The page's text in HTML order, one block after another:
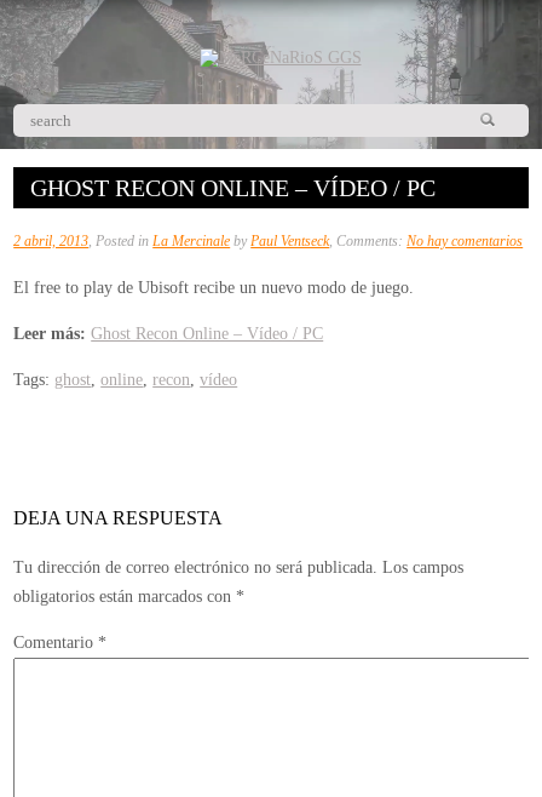
GHOST RECON ONLINE – VÍDEO / PC
2 abril, 2013, Posted inLa Mercinale byPaul Ventseck, Comments:No hay comentariosen
El free to play de Ubisoft recibe un nuevo modo de juego.
Leer más: Ghost Recon Online – Vídeo / PC
Tags: ghost,online,recon,vídeo
DEJA UNA RESPUESTA
Tu dirección de correo electrónico no será publicada. Los campos
obligatorios están marcados con *
Comentario *